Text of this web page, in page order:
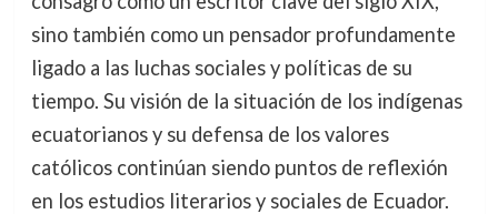
sino también como un pensador profundamente
ligado a las luchas sociales y políticas de su
tiempo. Su visión de la situación de los indígenas
ecuatorianos y su defensa de los valores
católicos continúan siendo puntos de reflexión
en los estudios literarios y sociales de Ecuador.